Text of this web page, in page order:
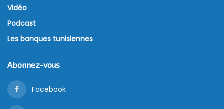
Vidéo
Podcast
Les banques tunisiennes
Abonnez-vous
Facebook